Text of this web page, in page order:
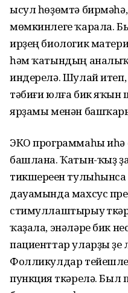
ысул һөҙөмтә бирмәһә,
мөмкинлеге ҡарала.
ирҙең биологик
һәм ҡатындың
индерелә. Шулай
тәбиғи юлға бик яҡын
ярҙамы менән
ЭКО программаһы иһә
башлана. Ҡатын-ҡыҙ
тикшереүен тулыһынса
дауамында махсус
стимуллаштырыу
ҡаҙала, энәләре бик
пациенттар уларҙы
Фолликулдар
пункция үткәрелә.